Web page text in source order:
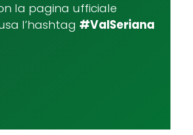
la pagina ufficiale
l’hashtag #ValSeriana